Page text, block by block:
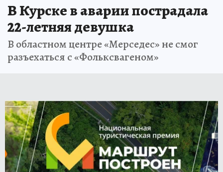
В Курске в аварии пострадала
22-летняя девушка
В областном центре «Мерседес» не смог
разъехаться с «Фольксвагеном»